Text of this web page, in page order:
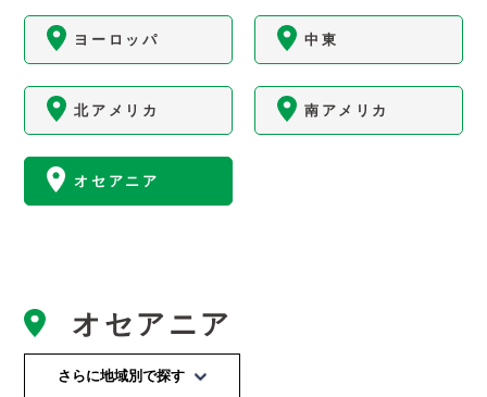
ヨーロッパ 中東
北アメリカ 南アメリカ
オセアニア
オセアニア